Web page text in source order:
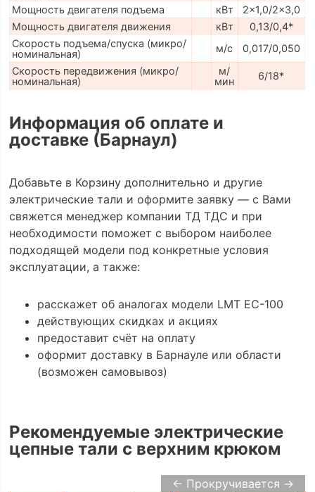
Мощность двигателя подъема
кВт
2x1,0/2x3,0
Мощность двигателя движения
кВт
0,13/0,4*
Скорость подъема/спуска (микро/
номинальная)
м/с
0,017/0,050
Скорость передвижения (микро/
номинальная)
м/
мин
6/18*
Информация об оплате и
доставке (Барнаул)
Добавьте в Корзину дополнительно и другие
электрические тали и оформите заявку — с Вами
свяжется менеджер компании ТД ТДС и при
необходимости поможет с выбором наиболее
подходящей модели под конкретные условия
эксплуатации, а также:
расскажет об аналогах модели LMT EC-100
действующих скидках и акциях
предоставит счёт на оплату
оформит доставку в Барнауле или области
(возможен самовывоз)
Рекомендуемые электрические
цепные тали с верхним крюком
← Прокручивается →